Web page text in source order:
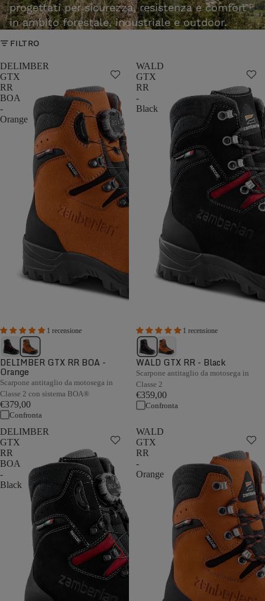
progettati per sicurezza, resistenza e comfort
in ambito forestale, industriale e outdoor.
FILTRO
DELIMBER
GTX
RR
BOA
-
Orange
1 recensione
DELIMBER GTX RR BOA -
Orange
Scarpone antitaglio da motosega in
Classe 2 con sistema BOA®
€379,00
Confronta
WALD
GTX
RR
-
Black
1 recensione
WALD GTX RR - Black
Scarpone antitaglio da motosega in
Classe 2
€359,00
Confronta
DELIMBER
GTX
RR
BOA
-
Black
WALD
GTX
RR
-
Orange